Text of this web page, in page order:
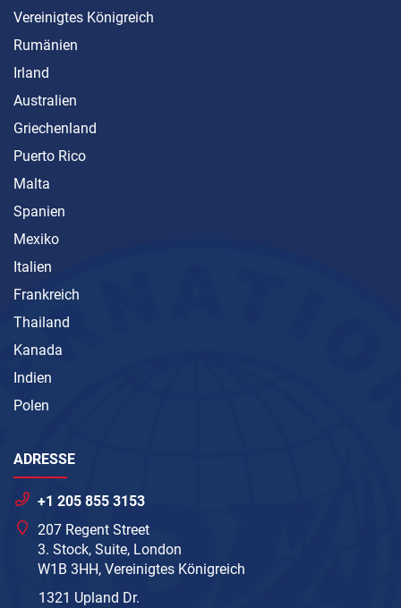
Vereinigtes Königreich
Rumänien
Irland
Australien
Griechenland
Puerto Rico
Malta
Spanien
Mexiko
Italien
Frankreich
Thailand
Kanada
Indien
Polen
ADRESSE
+1 205 855 3153
207 Regent Street
3. Stock, Suite, London
W1B 3HH, Vereinigtes Königreich
1321 Upland Dr.